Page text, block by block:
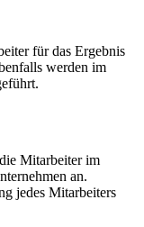
für das Ergebnis
werden im
Mitarbeiter im
an.
jedes Mitarbeiters